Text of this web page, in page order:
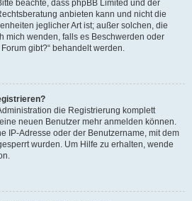
beachte, dass phpBB Limited und der
anbieten kann und nicht die
jeglicher Art ist; außer solchen, die
mich wenden, falls es Beschwerden oder
gibt?“ behandelt werden.
die Registrierung komplett
neuen Benutzer mehr anmelden können.
IP-Adresse oder der Benutzername, mit dem
wurden. Um Hilfe zu erhalten, wende